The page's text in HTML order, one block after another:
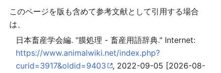
このページを版も含めて参考文献として引用する場合
は、
日本畜産学会編. "膜処理 - 畜産用語辞典." Internet:
https://www.animalwiki.net/index.php?
curid=3917&oldid=9403
, 2022-09-05 [2026-08-